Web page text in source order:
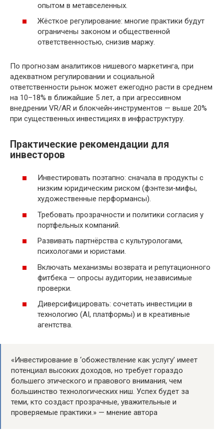
опытом в метавселенных.
Жёсткое регулирование: многие практики будут
ограничены законом и общественной
ответственностью, снизив маржу.
По прогнозам аналитиков нишевого маркетинга, при
адекватном регулировании и социальной
ответственности рынок может ежегодно расти в среднем
на 10–18% в ближайшие 5 лет, а при агрессивном
внедрении VR/AR и блокчейн‑инструментов — выше 20%
при существенных инвестициях в инфраструктуру.
Практические рекомендации для
инвесторов
Инвестировать поэтапно: сначала в продукты с
низким юридическим риском (фэнтези‑мифы,
художественные перформансы).
Требовать прозрачности и политики согласия у
портфельных компаний.
Развивать партнёрства с культурологами,
психологами и юристами.
Включать механизмы возврата и репутационного
фитбека — опросы аудитории, независимые
проверки.
Диверсифицировать: сочетать инвестиции в
технологию (AI, платформы) и в креативные
агентства.
«Инвестирование в ‘обожествление как услугу’ имеет
потенциал высоких доходов, но требует гораздо
большего этического и правового внимания, чем
большинство технологических ниш. Успех будет за
теми, кто создаст прозрачные, уважительные и
проверяемые практики.» — мнение автора